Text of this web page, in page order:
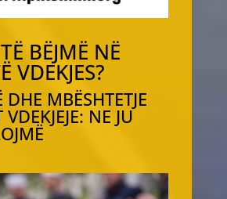
BËJMË NË
VDEKJES?
MBËSHTETJE
NE JU